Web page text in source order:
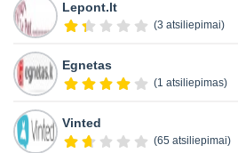
Lepont.lt
(3 atsiliepimai)
Egnetas
(1 atsiliepimas)
Vinted
(65 atsiliepimai)